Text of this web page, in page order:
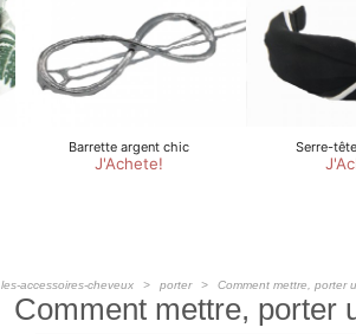
les-accessoires-cheveux porter Comment mettre, porter
Comment mettre, porter